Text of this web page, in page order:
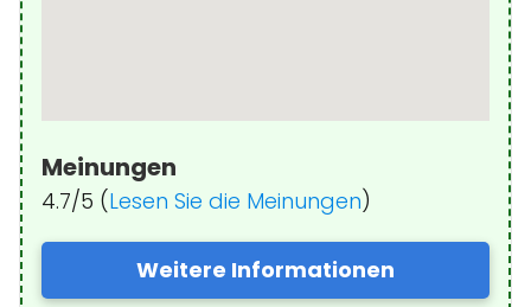
Meinungen
4.7/5 (Lesen Sie die Meinungen)
Weitere Informationen